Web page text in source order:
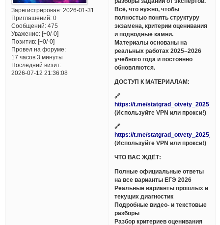
Зарегистрирован: 2026-01-31
Приглашений:0
Сообщений:475
Уважение: [+0/-0]
Позитив: [+0/-0]
Провел на форуме:
17 часов 3 минуты
Последний визит:
2026-07-12 21:36:08
Всё, что нужно, чтобы
полностью понять структуру
экзамена, критерии оценивания
и подводные камни.
Материалы основаны на
реальных работах 2025–2026
учебного года и постоянно
обновляются.
ДОСТУП К МАТЕРИАЛАМ:
🔗
https://t.me/
(Используйте VPN или прокси!)
🔗
https://t.me/
(Используйте VPN или прокси!)
ЧТО ВАС ЖДЁТ:
Полные официальные ответы
на все варианты ЕГЭ 2026
Реальные варианты прошлых и
текущих диагностик
Подробные видео- и текстовые
разборы
Разбор критериев оценивания